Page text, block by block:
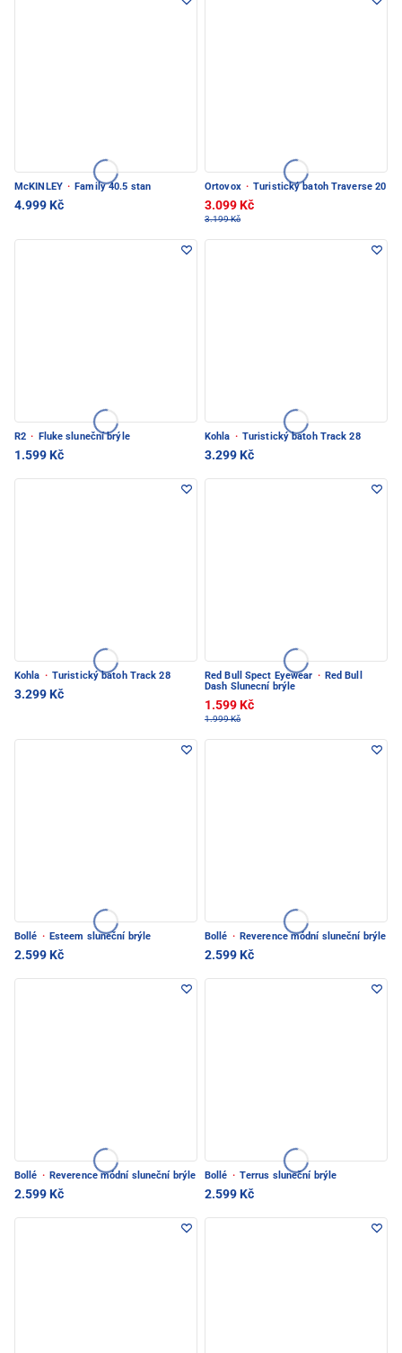
McKINLEY · Family 40.5 stan
4.999 Kč
Ortovox · Turistický batoh Traverse 20
3.099 Kč
3.199 Kč
R2 · Fluke sluneční brýle
1.599 Kč
Kohla · Turistický batoh Track 28
3.299 Kč
Kohla · Turistický batoh Track 28
3.299 Kč
Red Bull Spect Eyewear · Red Bull
Dash Slunecní brýle
1.599 Kč
1.999 Kč
Bollé · Esteem sluneční brýle
2.599 Kč
Bollé · Reverence módní sluneční brýle
2.599 Kč
Bollé · Reverence módní sluneční brýle
2.599 Kč
Bollé · Terrus sluneční brýle
2.599 Kč